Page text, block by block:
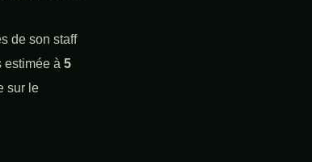
de son staff
estimée à 5
sur le